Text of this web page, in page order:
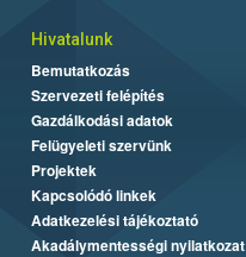
Hivatalunk
Bemutatkozás
Szervezeti felépítés
Gazdálkodási adatok
Felügyeleti szervünk
Projektek
Kapcsolódó linkek
Adatkezelési tájékoztató
Akadálymentességi nyilatkozat